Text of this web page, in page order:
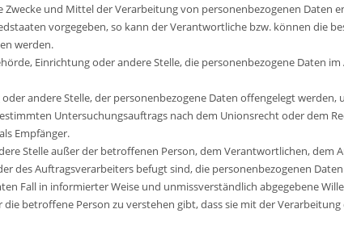
und Mittel der Verarbeitung von personenbezogenen Daten
vorgegeben, so kann der Verantwortliche bzw. können die
werden.
Einrichtung oder andere Stelle, die personenbezogene Daten im
andere Stelle, der personenbezogene Daten offengelegt werden,
Untersuchungsauftrags nach dem Unionsrecht oder dem
Empfänger.
Stelle außer der betroffenen Person, dem Verantwortlichen, dem
Auftragsverarbeiters befugt sind, die personenbezogenen
Fall in informierter Weise und unmissverständlich abgegebene
betroffene Person zu verstehen gibt, dass sie mit der Verarbeitung